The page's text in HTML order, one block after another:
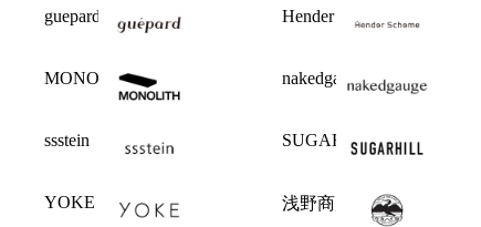
guepard Hender Scheme
MONOLITH nakedgauge
ssstein SUGARHILL
YOKE 浅野商店